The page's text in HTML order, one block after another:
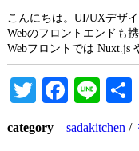
こんにちは。UI/UXデザ
Webのフロントエンドも
Webフロントでは Nuxt.js
Twitter Line
category sadakitchen /